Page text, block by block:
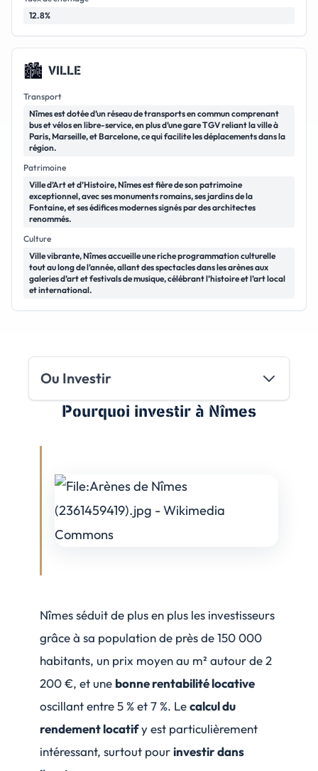
12.8%
🏙️ VILLE
Transport
Nîmes est dotée d’un réseau de transports en commun comprenant
bus et vélos en libre-service, en plus d’une gare TGV reliant la ville à
Paris, Marseille, et Barcelone, ce qui facilite les déplacements dans la
région.
Patrimoine
Ville d’Art et d’Histoire, Nîmes est fière de son patrimoine
exceptionnel, avec ses monuments romains, ses jardins de la
Fontaine, et ses édifices modernes signés par des architectes
renommés.
Culture
Ville vibrante, Nîmes accueille une riche programmation culturelle
tout au long de l’année, allant des spectacles dans les arènes aux
galeries d’art et festivals de musique, célébrant l’histoire et l’art local
et international.
Ou Investir
Pourquoi investir à Nîmes
Nîmes séduit de plus en plus les investisseurs
grâce à sa population de près de 150 000
habitants, un prix moyen au m² autour de 2
200 €, et une bonne rentabilité locative
oscillant entre 5 % et 7 %. Lecalcul du
rendement locatify est particulièrement
intéressant, surtout pourinvestir dans